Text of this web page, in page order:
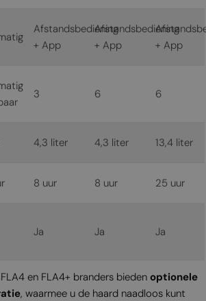
Afstandsbediening
+ App
Afstandsbediening
+ App
+ App
3 6 6
4,3 liter 4,3 liter 13,4 liter
8 uur 8 uur 25 uur
Ja Ja Ja
en FLA4+ branders bieden optionele
, waarmee u de haard naadloos kunt